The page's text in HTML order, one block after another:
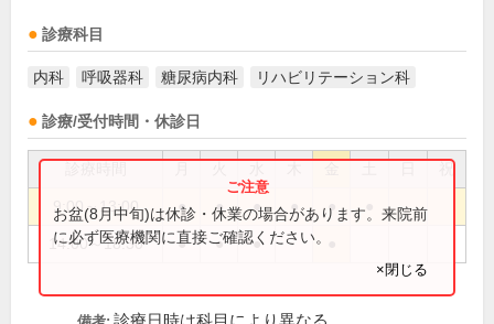
診療科目
内科 呼吸器科 糖尿病内科 リハビリテーション科
診療/受付時間・休診日
祝
9:00～13:00 ● ● ● ● ●
14:00～18:30 ● ● ●
お盆(8月中旬)は休診・休業の場合があります。来院前
に必ず医療機関に直接ご確認ください。
×閉じる